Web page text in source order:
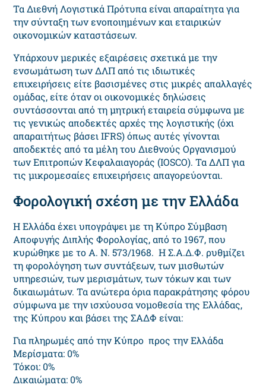
Τα Διεθνή Λογιστικά Πρότυπα είναι απαραίτητα για
την σύνταξη των ενοποιημένων και εταιρικών
οικονομικών καταστάσεων.
Υπάρχουν μερικές εξαιρέσεις σχετικά με την
ενσωμάτωση των ΔΛΠ από τις ιδιωτικές
επιχειρήσεις είτε βασισμένες στις μικρές απαλλαγές
ομάδας, είτε όταν οι οικονομικές δηλώσεις
συντάσσονται από τη μητρική εταιρεία σύμφωνα με
τις γενικώς αποδεκτές αρχές της λογιστικής (όχι
απαραιτήτως βάσει IFRS) όπως αυτές γίνονται
αποδεκτές από τα μέλη του Διεθνούς Οργανισμού
των Επιτροπών Κεφαλαιαγοράς (IOSCO). Τα ΔΛΠ για
τις μικρομεσαίες επιχειρήσεις απαγορεύονται.
Φορολογική σχέση με την Ελλάδα
Η Ελλάδα έχει υπογράψει με τη Κύπρο Σύμβαση
Αποφυγής Διπλής Φορολογίας, από το 1967, που
κυρώθηκε με το Α. Ν. 573/1968. Η Σ.Α.Δ.Φ. ρυθμίζει
τη φορολόγηση των συντάξεων, των μισθωτών
υπηρεσιών, των μερισμάτων, των τόκων και των
δικαιωμάτων. Τα ανώτερα όρια παρακράτησης φόρου
σύμφωνα με την ισχύουσα νομοθεσία της Ελλάδας,
της Κύπρου και βάσει της ΣΑΔΦ είναι:
Για πληρωμές από την Κύπρο προς την Ελλάδα
Μερίσματα: 0%
Τόκοι: 0%
Δικαιώματα: 0%